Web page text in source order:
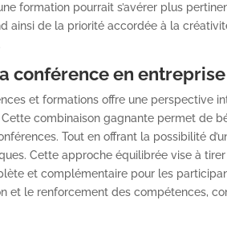
formation pourrait s’avérer plus
ainsi de la priorité accordée à la
conférence en
et formations offre une perspective
combinaison gagnante permet de
Tout en offrant la possibilité
Cette approche équilibrée vise à
et complémentaire pour les
et le renforcement des compétences,